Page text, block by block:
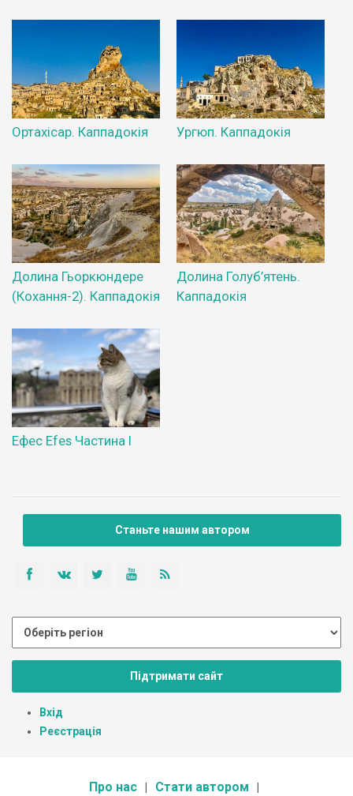
Ортахісар. Каппадокія Ургюп. Каппадокія
Долина Гьоркюндере
(Кохання-2). Каппадокія
Долина Голуб’ятень.
Каппадокія
Ефес Efes Частина І
Станьте нашим автором
Підтримати сайт
Вхід
Реєстрація
Про нас Стати автором